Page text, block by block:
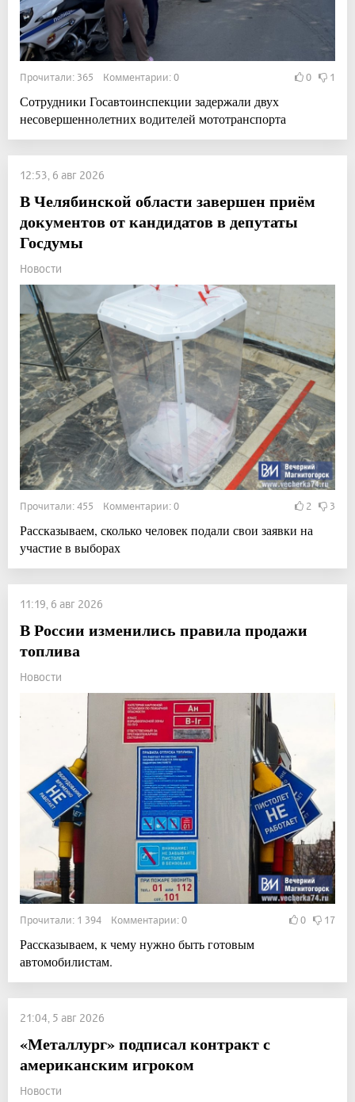
Прочитали: 365 Комментарии: 0 0 1
Сотрудники Госавтоинспекции задержали двух
несовершеннолетних водителей мототранспорта
12:53, 6 авг 2026
В Челябинской области завершен приём
документов от кандидатов в депутаты
Госдумы
Новости
Прочитали: 455 Комментарии: 0 2 3
Рассказываем, сколько человек подали свои заявки на
участие в выборах
11:19, 6 авг 2026
В России изменились правила продажи
топлива
Новости
Прочитали: 1 394 Комментарии: 0 0 17
Рассказываем, к чему нужно быть готовым
автомобилистам.
21:04, 5 авг 2026
«Металлург» подписал контракт с
американским игроком
Новости